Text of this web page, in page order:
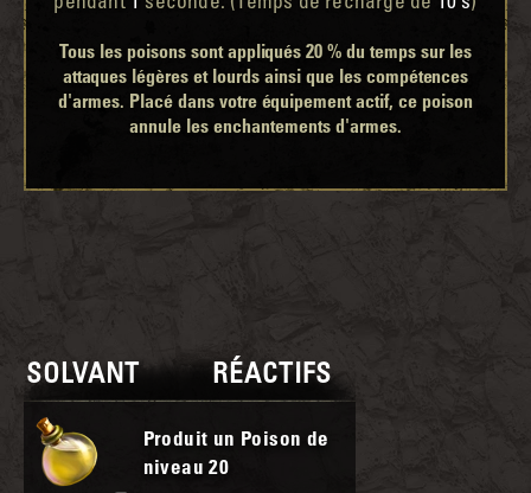
Tous les poisons sont appliqués 20 % du temps sur les
attaques légères et lourds ainsi que les compétences
d'armes. Placé dans votre équipement actif, ce poison
annule les enchantements d'armes.
SOLVANT RÉACTIFS
Produit un Poison de
niveau20